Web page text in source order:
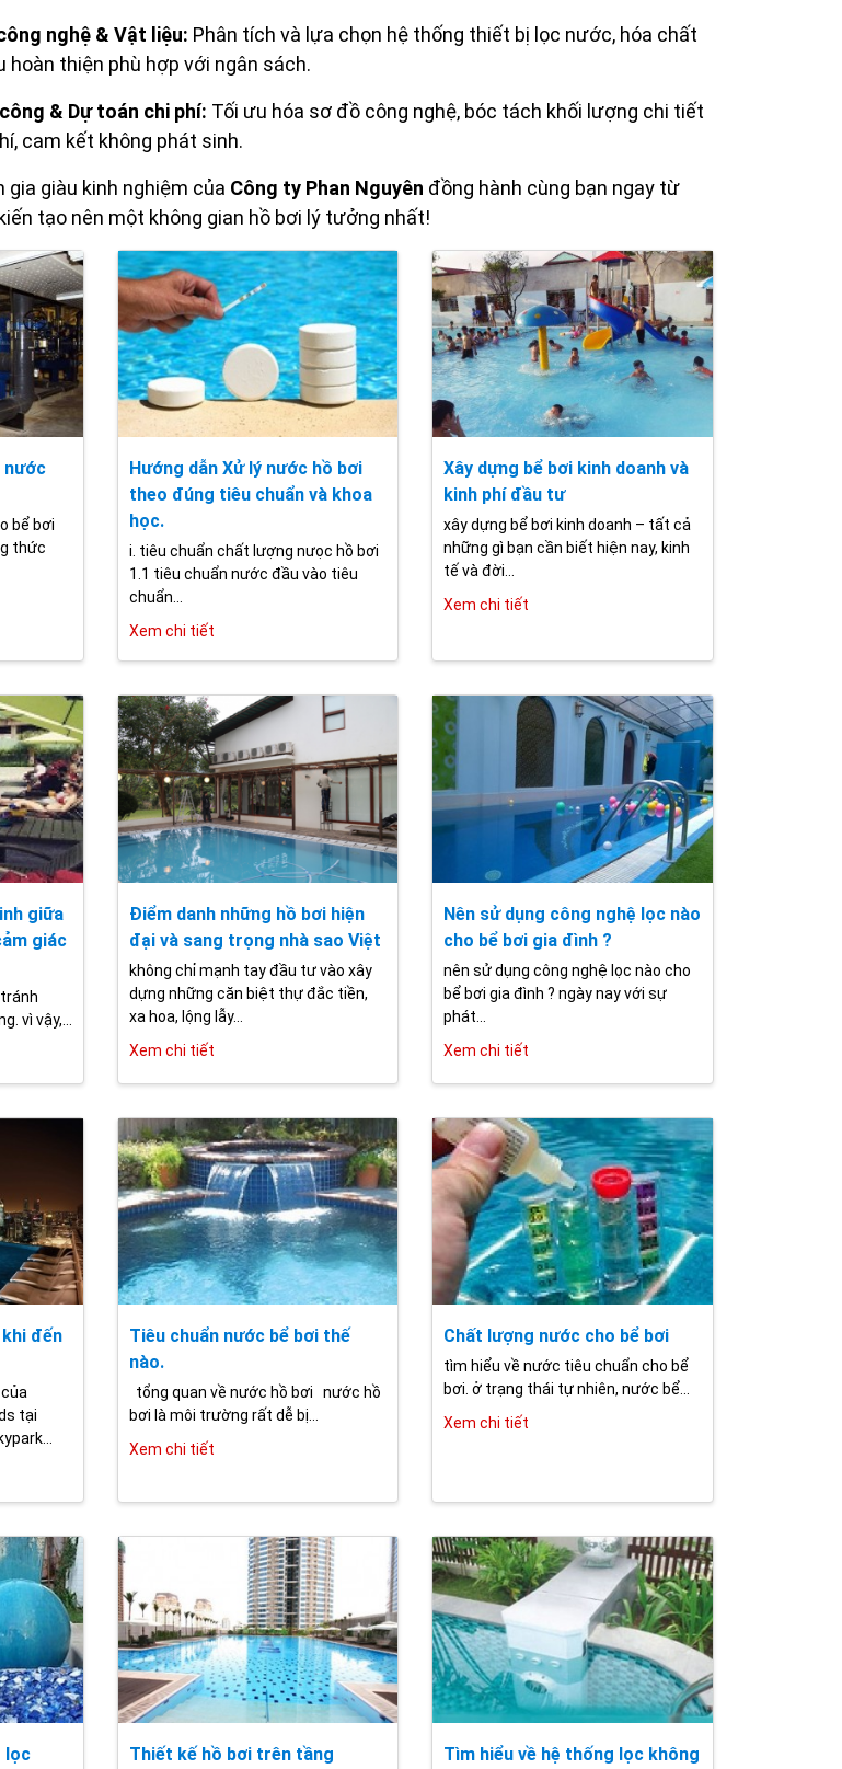
nghệ & Vật liệu: Phân tích và lựa chọn hệ thống thiết bị lọc nước, hóa chất
hoàn thiện phù hợp với ngân sách.
& Dự toán chi phí: Tối ưu hóa sơ đồ công nghệ, bóc tách khối lượng chi tiết
cam kết không phát sinh.
gia giàu kinh nghiệm của Công ty Phan Nguyên đồng hành cùng bạn ngay từ
tạo nên một không gian hồ bơi lý tưởng nhất!
nước
bể bơi
thức
Hướng dẫn Xử lý nước hồ bơi
theo đúng tiêu chuẩn và khoa
học.
i. tiêu chuẩn chất lượng nưọc hồ bơi
1.1 tiêu chuẩn nước đầu vào tiêu
chuẩn...
Xem chi tiết
Xây dựng bể bơi kinh doanh và
kinh phí đầu tư
xây dựng bể bơi kinh doanh – tất cả
những gì bạn cần biết hiện nay, kinh
tế và đời...
Xem chi tiết
giữa
giác
vì vậy,...
Điểm danh những hồ bơi hiện
đại và sang trọng nhà sao Việt
không chỉ mạnh tay đầu tư vào xây
dựng những căn biệt thự đắc tiền,
xa hoa, lộng lẫy...
Xem chi tiết
Nên sử dụng công nghệ lọc nào
cho bể bơi gia đình ?
nên sử dụng công nghệ lọc nào cho
bể bơi gia đình ? ngày nay với sự
phát...
Xem chi tiết
đến
tại
Tiêu chuẩn nước bể bơi thế
nào.
tổng quan về nước hồ bơi nước hồ
bơi là môi trường rất dễ bị...
Xem chi tiết
Chất lượng nước cho bể bơi
tìm hiểu về nước tiêu chuẩn cho bể
bơi. ở trạng thái tự nhiên, nước bể...
Xem chi tiết
lọc
Thiết kế hồ bơi trên tầng
Tìm hiểu về hệ thống lọc không